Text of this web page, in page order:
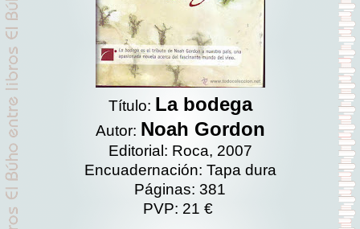
Título: La bodega
Autor: Noah Gordon
Editorial: Roca, 2007
Encuadernación: Tapa dura
Páginas: 381
PVP: 21 €